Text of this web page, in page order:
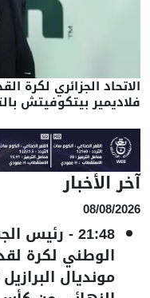
الاتحاد الجزائري لكرة
فلاديمير بيتكوفيتش
آخر الأخبار
08/08/2026
21:48
- رئيس
الوطني لكرة